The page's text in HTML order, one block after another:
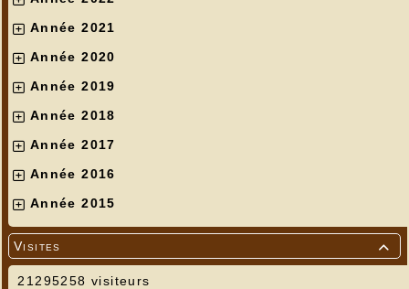
Année 2021
Année 2020
Année 2019
Année 2018
Année 2017
Année 2016
Année 2015

Visites
21295258 visiteurs